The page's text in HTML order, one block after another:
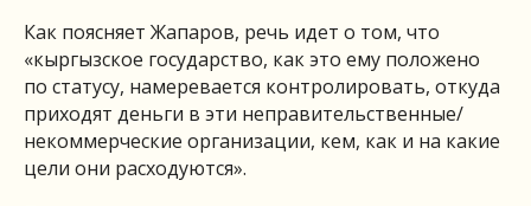
Как поясняет Жапаров, речь идет о том, что
«кыргызское государство, как это ему положено
по статусу, намеревается контролировать, откуда
приходят деньги в эти неправительственные/
некоммерческие организации, кем, как и на какие
цели они расходуются».